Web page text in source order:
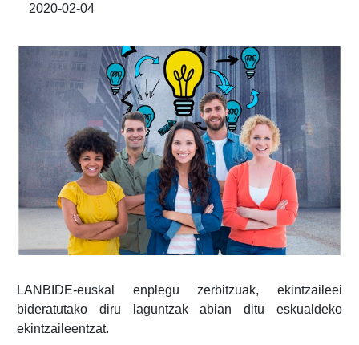
2020-02-04
LANBIDE-euskal enplegu zerbitzuak, ekintzaileei
bideratutako diru laguntzak abian ditu eskualdeko
ekintzaileentzat.